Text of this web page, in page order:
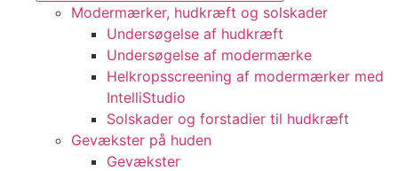
Modermærker, hudkræft og solskader
Undersøgelse af hudkræft
Undersøgelse af modermærke
Helkropsscreening af modermærker med
IntelliStudio
Solskader og forstadier til hudkræft
Gevækster på huden
Gevækster